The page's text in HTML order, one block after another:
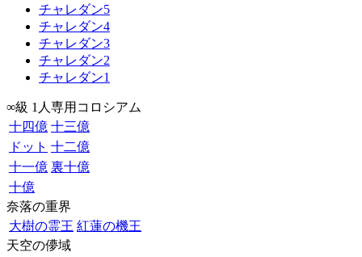
チャレダン5
チャレダン4
チャレダン3
チャレダン2
チャレダン1
∞級 1人専用コロシアム
十四億 十三億
ドット 十二億
十一億 裏十億
十億
奈落の重界
大樹の霊王 紅蓮の機王
天空の儚域